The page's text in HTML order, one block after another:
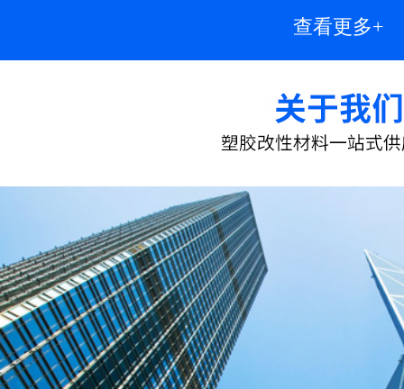
查看更多+